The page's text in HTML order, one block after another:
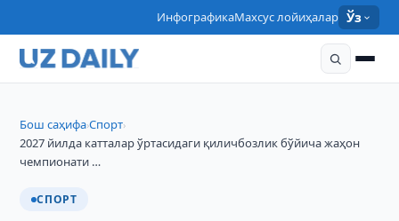
ИнфографикаМахсус лойиҳалар Ўз
Бош саҳифа›Спорт›
2027 йилда катталар ўртасидаги қиличбозлик бўйича жаҳон
чемпионати …
СПОРТ